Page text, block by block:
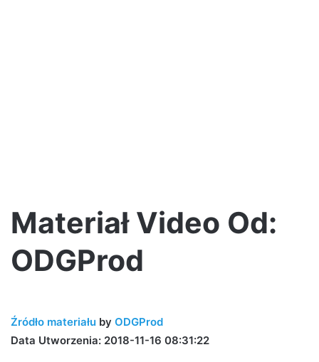
Materiał Video Od:
ODGProd
Źródło materiału by ODGProd
Data Utworzenia: 2018-11-16 08:31:22